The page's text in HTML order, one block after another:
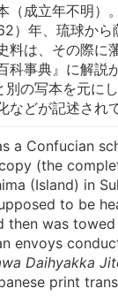
（成立年不明）
）年、琉球か
料は、その際に
科事典』に解説
の写本を元に
などが記述され
a Confucian
(the
(Island) in
to be
then was
envoys
Daihyakka
print